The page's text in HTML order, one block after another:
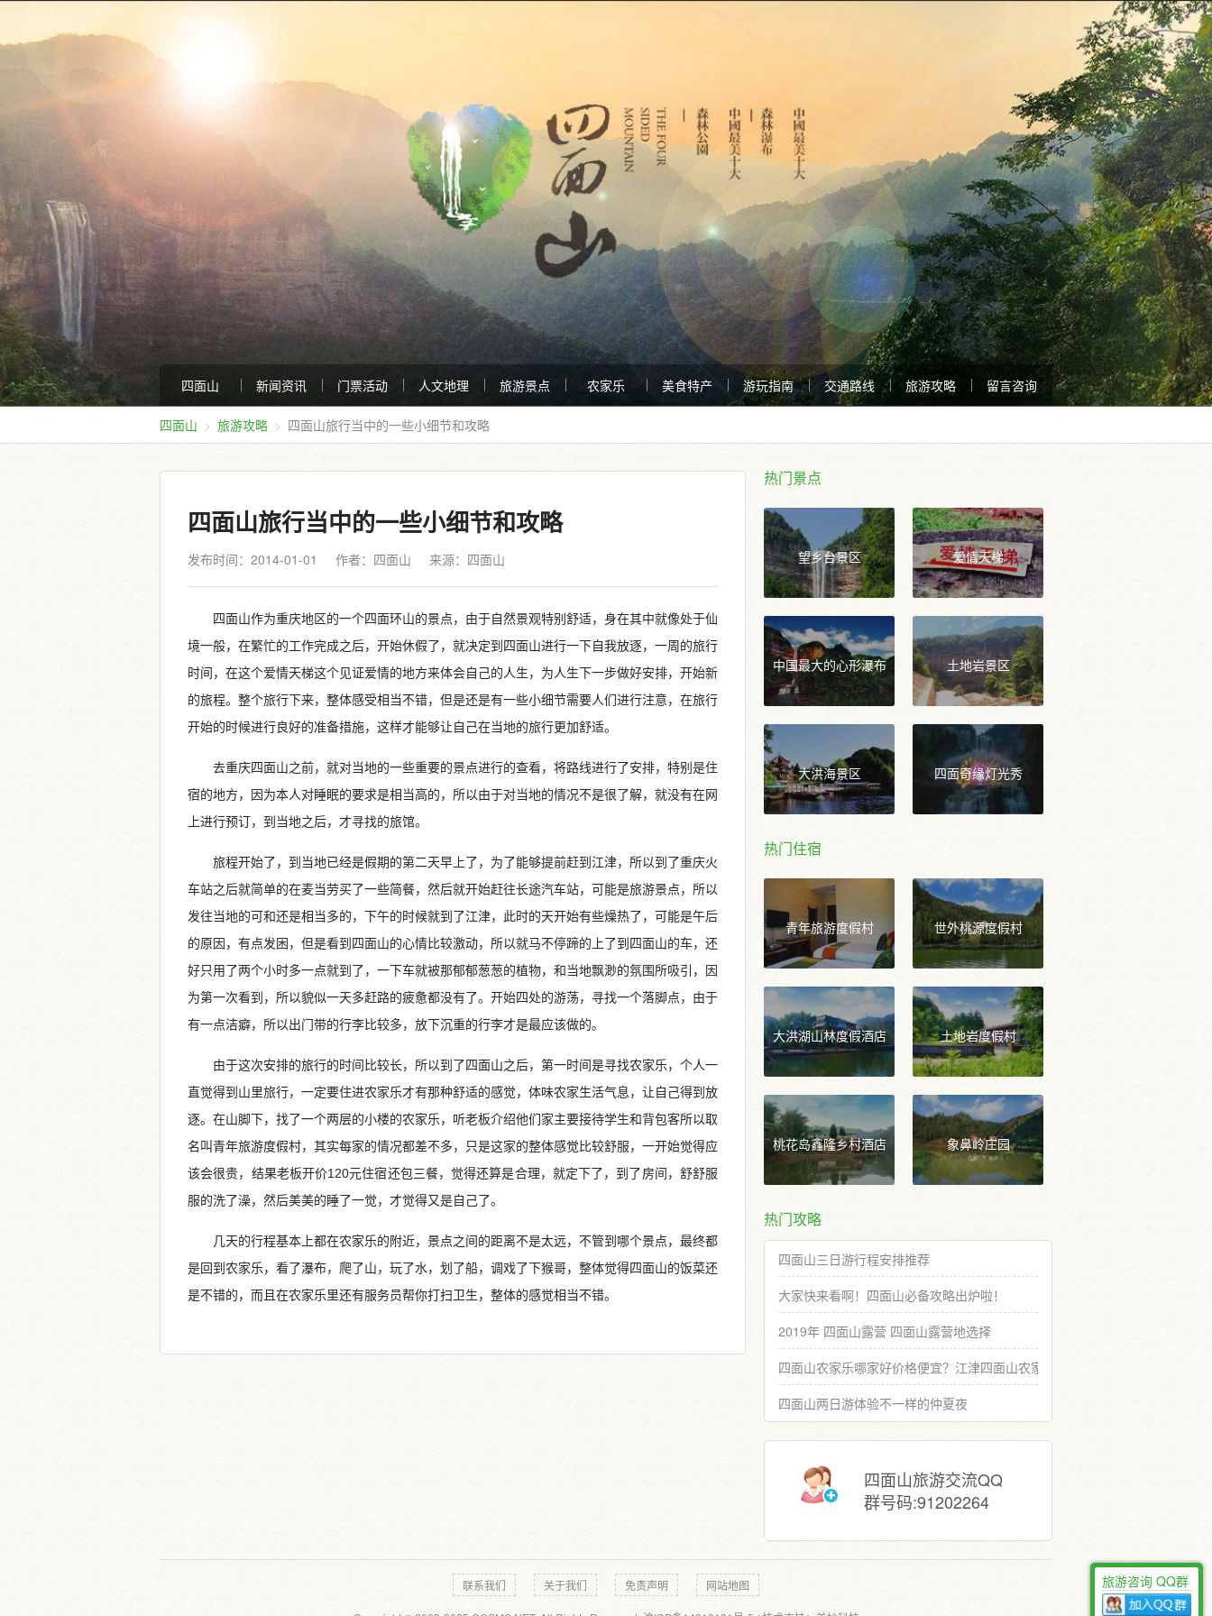
四面山 新闻资讯 门票活动 人文地理 旅游景点 农家乐 美食特产 游玩指南 交通路线 旅游攻略 留言咨询
四面山 旅游攻略 四面山旅行当中的一些小细节和攻略
四面山旅行当中的一些小细节和攻略
发布时间：2014-01-01 作者：四面山 来源： 四面山
四面山作为重庆地区的一个四面环山的景点，由于自然景观特别舒适，身在其中就像处于仙
境一般，在繁忙的工作完成之后，开始休假了，就决定到四面山进行一下自我放逐，一周的旅行
时间，在这个爱情天梯这个见证爱情的地方来体会自己的人生，为人生下一步做好安排，开始新
的旅程。整个旅行下来，整体感受相当不错，但是还是有一些小细节需要人们进行注意，在旅行
开始的时候进行良好的准备措施，这样才能够让自己在当地的旅行更加舒适。
去重庆四面山之前，就对当地的一些重要的景点进行的查看，将路线进行了安排，特别是住
宿的地方，因为本人对睡眠的要求是相当高的，所以由于对当地的情况不是很了解，就没有在网
上进行预订，到当地之后，才寻找的旅馆。
旅程开始了，到当地已经是假期的第二天早上了，为了能够提前赶到江津，所以到了重庆火
车站之后就简单的在麦当劳买了一些简餐，然后就开始赶往长途汽车站，可能是旅游景点，所以
发往当地的可和还是相当多的，下午的时候就到了江津，此时的天开始有些燥热了，可能是午后
的原因，有点发困，但是看到四面山的心情比较激动，所以就马不停蹄的上了到四面山的车，还
好只用了两个小时多一点就到了，一下车就被那郁郁葱葱的植物，和当地飘渺的氛围所吸引，因
为第一次看到，所以貌似一天多赶路的疲惫都没有了。开始四处的游荡，寻找一个落脚点，由于
有一点洁癖，所以出门带的行李比较多，放下沉重的行李才是最应该做的。
由于这次安排的旅行的时间比较长，所以到了四面山之后，第一时间是寻找农家乐，个人一
直觉得到山里旅行，一定要住进农家乐才有那种舒适的感觉，体味农家生活气息，让自己得到放
逐。在山脚下，找了一个两层的小楼的农家乐，听老板介绍他们家主要接待学生和背包客所以取
名叫青年旅游度假村，其实每家的情况都差不多，只是这家的整体感觉比较舒服，一开始觉得应
该会很贵，结果老板开价120元住宿还包三餐，觉得还算是合理，就定下了，到了房间，舒舒服
服的洗了澡，然后美美的睡了一觉，才觉得又是自己了。
几天的行程基本上都在农家乐的附近，景点之间的距离不是太远，不管到哪个景点，最终都
是回到农家乐，看了瀑布，爬了山，玩了水，划了船，调戏了下猴哥，整体觉得四面山的饭菜还
是不错的，而且在农家乐里还有服务员帮你打扫卫生，整体的感觉相当不错。
热门景点
望乡台景区 爱情天梯
中国最大的心形瀑布 土地岩景区
大洪海景区 四面奇缘灯光秀
热门住宿
青年旅游度假村 世外桃源度假村
大洪湖山林度假酒店 土地岩度假村
桃花岛鑫隆乡村酒店 象鼻岭庄园
热门攻略
四面山三日游行程安排推荐
大家快来看啊！四面山必备攻略出炉啦！
2019年 四面山露营 四面山露营地选择
四面山农家乐哪家好价格便宜？江津四面山农家乐推荐选择
四面山两日游体验不一样的仲夏夜
四面山旅游交流QQ
群号码:91202264
联系我们 关于我们 免责声明 网站地图 旅游咨询 QQ群